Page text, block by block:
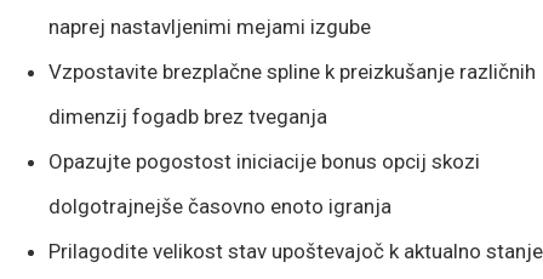
naprej nastavljenimi mejami izgube
Vzpostavite brezplačne spline k preizkušanje različnih
dimenzij fogadb brez tveganja
Opazujte pogostost iniciacije bonus opcij skozi
dolgotrajnejše časovno enoto igranja
Prilagodite velikost stav upoštevajoč k aktualno stanje